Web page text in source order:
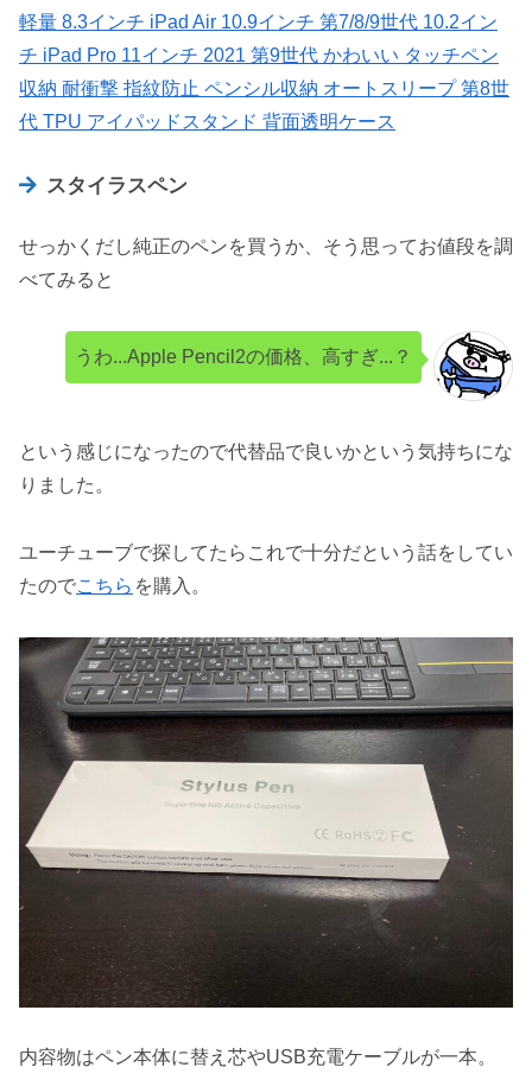
軽量 8.3インチ iPad Air 10.9インチ 第7/8/9世代 10.2イン
チ iPad Pro 11インチ 2021 第9世代 かわいい タッチペン
収納 耐衝撃 指紋防止 ペンシル収納 オートスリープ 第8世
代 TPU アイパッドスタンド 背面透明ケース
スタイラスペン
せっかくだし純正のペンを買うか、そう思ってお値段を調
べてみると
うわ...Apple Pencil2の価格、高すぎ...？
という感じになったので代替品で良いかという気持ちにな
りました。
ユーチューブで探してたらこれで十分だという話をしてい
たのでこちら を購入。
内容物はペン本体に替え芯やUSB充電ケーブルが一本。